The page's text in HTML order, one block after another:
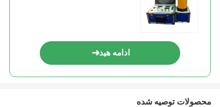
ادامه هید
محصولات توصیه شده